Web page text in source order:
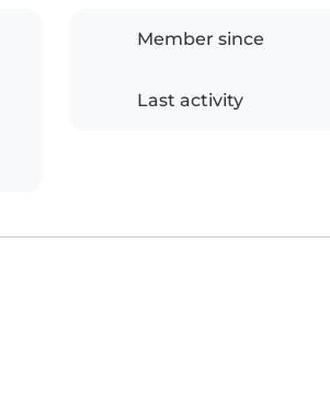
Member since
Last activity